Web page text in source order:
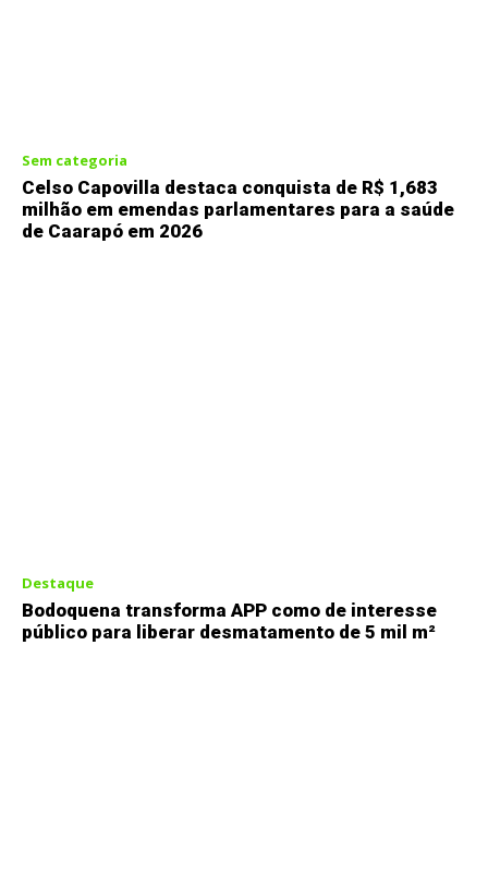
Sem categoria
Celso Capovilla destaca conquista de R$ 1,683
milhão em emendas parlamentares para a saúde
de Caarapó em 2026
Destaque
Bodoquena transforma APP como de interesse
público para liberar desmatamento de 5 mil m²